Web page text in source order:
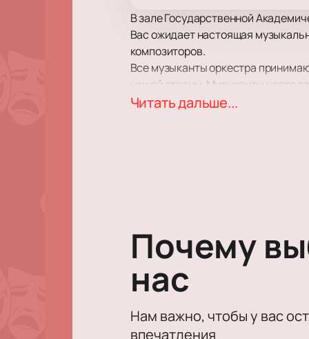
В зале Государственной
Вас ожидает настоящая
композиторов.
Все музыканты оркестра
нашей страны. Музыканты часто
классическая музыка, но и
Читать дальше...
Почему
нас
Нам важно, чтобы у вас
впечатления